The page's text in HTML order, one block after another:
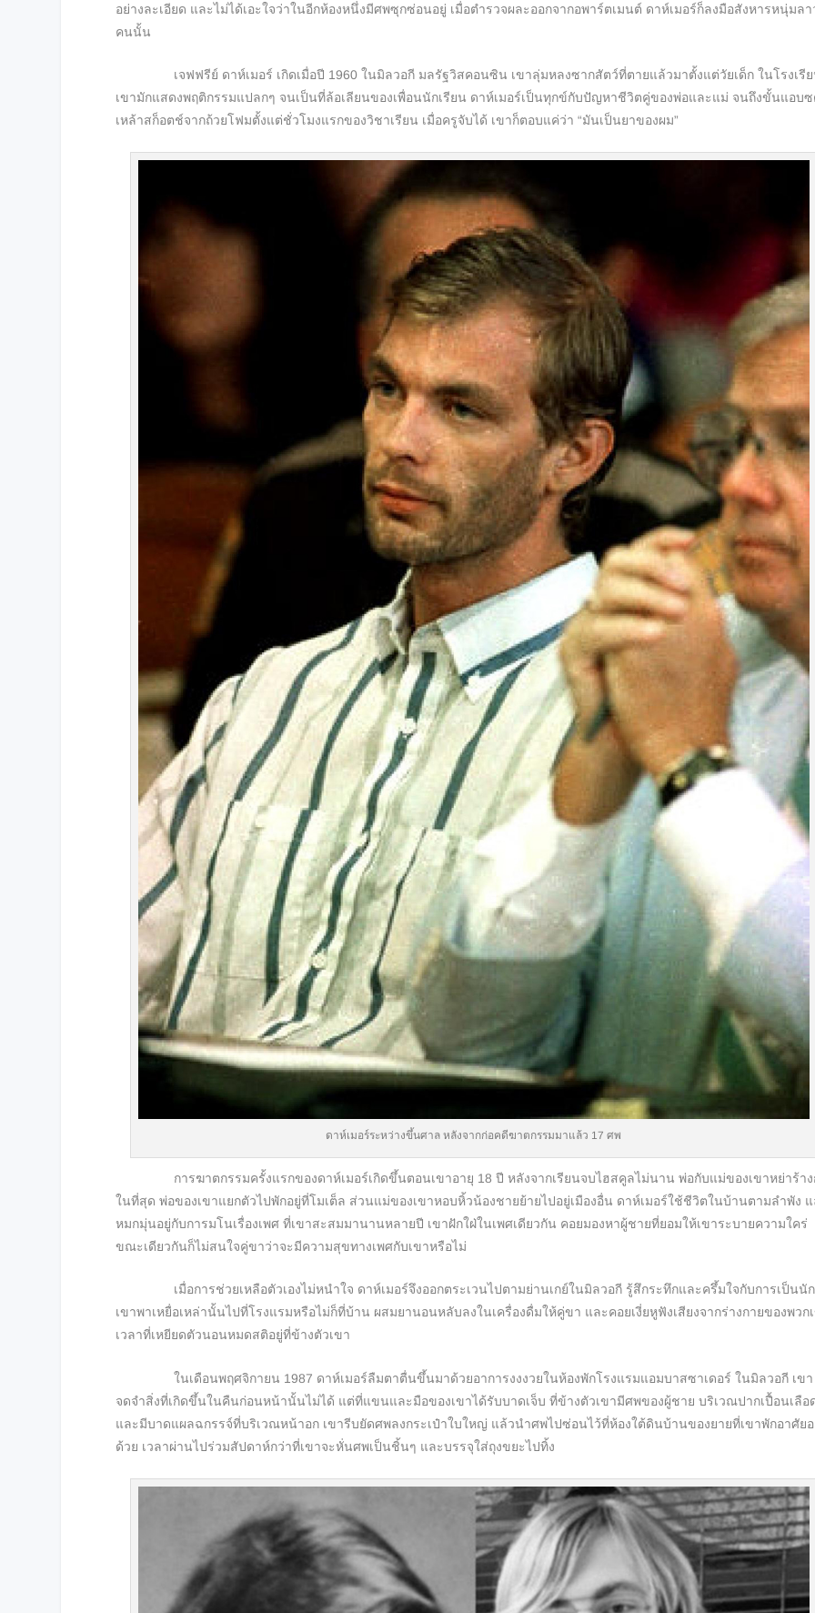
อย่างละเอียด และไม่ได้เอะใจว่าในอีกห้องหนึ่งมีศพซุกซ่อนอยู่ เมื่อตำรวจผละออกจากอพาร์ตเมนต์ ดาห์เมอร์ก็ลงมือสังหารหนุ่มลา
คนนั้น
เจฟฟรีย์ ดาห์เมอร์ เกิดเมื่อปี 1960 ในมิลวอกี มลรัฐวิสคอนซิน เขาลุ่มหลงซากสัตว์ที่ตายแล้วมาตั้งแต่วัยเด็ก ในโรงเรี
เขามักแสดงพฤติกรรมแปลกๆ จนเป็นที่ล้อเลียนของเพื่อนนักเรียน ดาห์เมอร์เป็นทุกข์กับปัญหาชีวิตคู่ของพ่อและแม่ จนถึงขั้นแอบซ
เหล้าสก็อตช์จากถ้วยโฟมตั้งแต่ชั่วโมงแรกของวิชาเรียน เมื่อครูจับได้ เขาก็ตอบแค่ว่า “มันเป็นยาของผม”
ดาห์เมอร์ระหว่างขึ้นศาล หลังจากก่อคดีฆาตกรรมมาแล้ว 17 ศพ
การฆาตกรรมครั้งแรกของดาห์เมอร์เกิดขึ้นตอนเขาอายุ 18 ปี หลังจากเรียนจบไฮสคูลไม่นาน พ่อกับแม่ของเขาหย่าร้าง
ในที่สุด พ่อของเขาแยกตัวไปพักอยู่ที่โมเต็ล ส่วนแม่ของเขาหอบหิ้วน้องชายย้ายไปอยู่เมืองอื่น ดาห์เมอร์ใช้ชีวิตในบ้านตามลำพัง แ
หมกมุ่นอยู่กับการมโนเรื่องเพศ ที่เขาสะสมมานานหลายปี เขาฝักใฝ่ในเพศเดียวกัน คอยมองหาผู้ชายที่ยอมให้เขาระบายความใคร่
ขณะเดียวกันก็ไม่สนใจคู่ขาว่าจะมีความสุขทางเพศกับเขาหรือไม่
เมื่อการช่วยเหลือตัวเองไม่หนำใจ ดาห์เมอร์จึงออกตระเวนไปตามย่านเกย์ในมิลวอกี รู้สึกระทึกและครึ้มใจกับการเป็นนั
เขาพาเหยื่อเหล่านั้นไปที่โรงแรมหรือไม่ก็ที่บ้าน ผสมยานอนหลับลงในเครื่องดื่มให้คู่ขา และคอยเงี่ยหูฟังเสียงจากร่างกายของพวก
เวลาที่เหยียดตัวนอนหมดสติอยู่ที่ข้างตัวเขา
ในเดือนพฤศจิกายน 1987 ดาห์เมอร์ลืมตาตื่นขึ้นมาด้วยอาการงงงวยในห้องพักโรงแรมแอมบาสซาเดอร์ ในมิลวอกี เขา
จดจำสิ่งที่เกิดขึ้นในคืนก่อนหน้านั้นไม่ได้ แต่ที่แขนและมือของเขาได้รับบาดเจ็บ ที่ข้างตัวเขามีศพของผู้ชาย บริเวณปากเปื้อนเลือ
และมีบาดแผลฉกรรจ์ที่บริเวณหน้าอก เขารีบยัดศพลงกระเป๋าใบใหญ่ แล้วนำศพไปซ่อนไว้ที่ห้องใต้ดินบ้านของยายที่เขาพักอาศัยอ
ด้วย เวลาผ่านไปร่วมสัปดาห์กว่าที่เขาจะหั่นศพเป็นชิ้นๆ และบรรจุใส่ถุงขยะไปทิ้ง